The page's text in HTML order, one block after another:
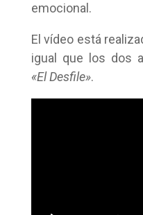
emocional.
El vídeo está
igual que los dos
«El Desfile».